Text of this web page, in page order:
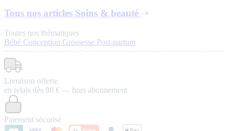
Tous nos articles Soins & beauté
Toutes nos thématiques
Bébé Conception Grossesse Post-partum
Livraison offerte
en relais dès 80 € — hors abonnement
Paiement sécurisé